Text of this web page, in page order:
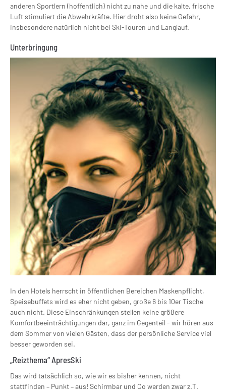
anderen Sportlern (hoffentlich) nicht zu nahe und die kalte, frische
Luft stimuliert die Abwehrkräfte. Hier droht also keine Gefahr,
insbesondere natürlich nicht bei Ski-Touren und Langlauf.
Unterbringung
In den Hotels herrscht in öffentlichen Bereichen Maskenpflicht,
Speisebuffets wird es eher nicht geben, große 6 bis 10er Tische
auch nicht. Diese Einschränkungen stellen keine größere
Komfortbeeinträchtigungen dar, ganz im Gegenteil - wir hören aus
dem Sommer von vielen Gästen, dass der persönliche Service viel
besser geworden sei.
„Reizthema“ ApresSki
Das wird tatsächlich so, wie wir es bisher kennen, nicht
stattfinden – Punkt – aus! Schirmbar und Co werden zwar z.T.